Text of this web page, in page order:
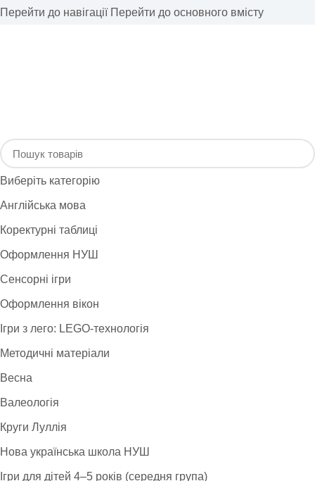
Перейти до навігації Перейти до основного вмісту
Виберіть категорію
Англійська мова
Коректурні таблиці
Оформлення НУШ
Сенсорні ігри
Оформлення вікон
Ігри з лего: LEGO-технологія
Методичні матеріали
Весна
Валеологія
Круги Луллія
Нова українська школа НУШ
Ігри для дітей 4–5 років (середня група)